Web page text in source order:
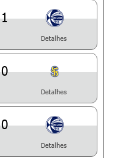
1
Detalhes
0
Detalhes
0
Detalhes